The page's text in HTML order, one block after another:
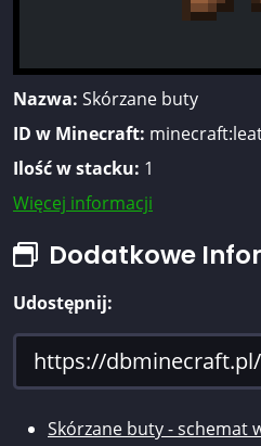
Nazwa: Skórzane buty
ID w Minecraft:
Ilość w stacku: 1
Więcej informacji
Dodatkowe
Udostępnij:
Skórzane buty - schemat